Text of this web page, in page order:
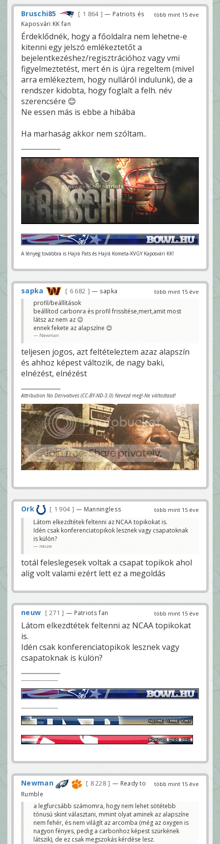
több mint 15 éve
Bruschi85 1 864
— Patriots és
Kaposvári KK fan
Érdeklődnék, hogy a főoldalra nem lehetne-e
kitenni egy jelszó emlékeztetőt a
bejelentkezéshez/regisztrációhoz vagy vmi
figyelmeztetést, mert én is újra regeltem (mivel
arra emlékeztem, hogy nulláról indulunk), de a
rendszer kidobta, hogy foglalt a felh. név
szerencsére 😊
Ne essen más is ebbe a hibába
Ha marhaság akkor nem szóltam..
A lényeg továbbra is Hajrá Pats és Hajrá Kometa-KVGY Kaposvári KK!
több mint 15 éve
sapka 6 682 — sapka
profil/beállítások
beállítod carbonra és profil frissítése,mert,amit most
látsz az nem az 😉
ennek fekete az alapszíne 😊
Newman
teljesen jogos, azt feltételeztem azaz alapszín
és ahhoz képest változik, de nagy baki,
elnézést, elnézést
Attribution No Derivatives (CC-BY-ND-3.0) Nevezd meg!-Ne változtasd!
több mint 15 éve
Ork 1 904 — Manningless
Látom elkezdtétek feltenni az NCAA topikokat is.
Idén csak konferenciatopikok lesznek vagy csapatoknak
is külön?
neuw
totál feleslegesek voltak a csapat topikok ahol
alig volt valami ezért lett ez a megoldás
több mint 15 éve
neuw 271 — Patriots fan
Látom elkezdtétek feltenni az NCAA topikokat
is.
Idén csak konferenciatopikok lesznek vagy
csapatoknak is külön?
-------------------------
-------------------------
több mint 15 éve
Newman 8 228
— Ready to
Rumble
a legfurcsább számomra, hogy nem lehet sötétebb
tónusú skint választani, mmint olyat aminek az alapszíne
nem fehér, és nem világít az arcomba (még az oxygen is
nagyon fényes, pedig a carbonhoz képest szürkének
látszik), de ez csak megszokás kérdése lesz.